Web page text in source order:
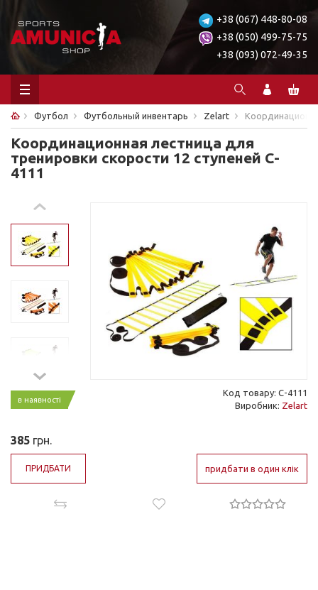
+38 (067) 448-80-08
+38 (050) 499-75-75
+38 (093) 072-49-35
Футбол Футбольный инвентарь Zelart
Координационная лестница для
тренировки скорости 12 ступеней C-
4111
в наявності
Код товару: C-4111
Виробник: Zelart
385 грн.
ПРИДБАТИ придбати в один клік